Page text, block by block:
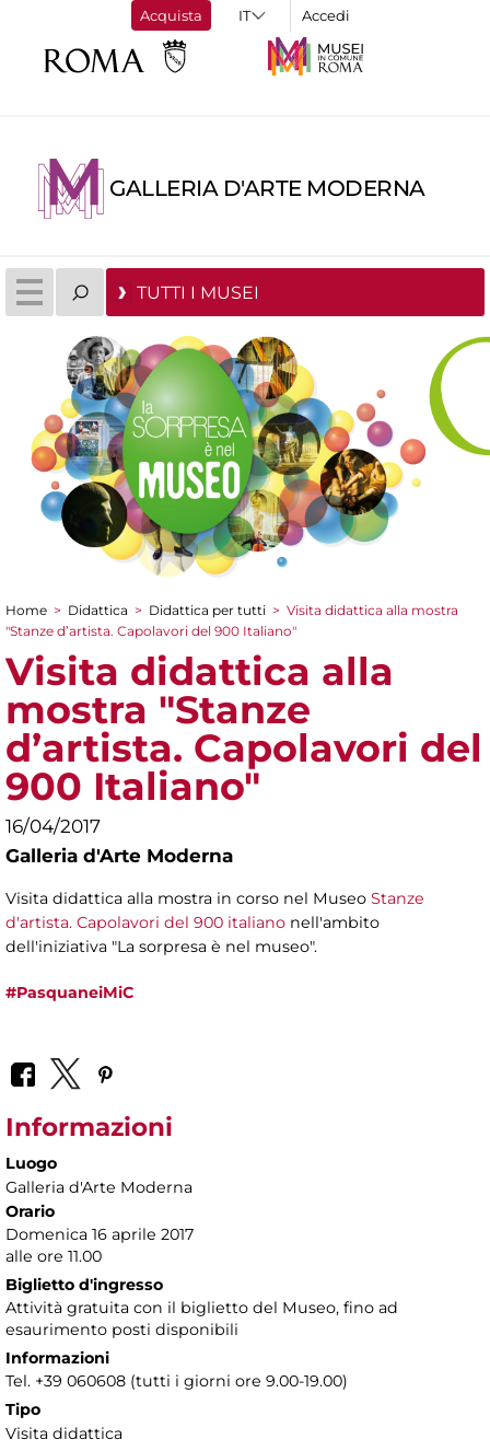
Acquista Accedi
GALLERIA D'ARTE MODERNA
TUTTI I MUSEI
Tu sei qui
Home > Didattica > Didattica per tutti > Visita didattica alla mostra
"Stanze d’artista. Capolavori del 900 Italiano"
Visita didattica alla
mostra "Stanze
d’artista. Capolavori del
900 Italiano"
16/04/2017
Galleria d'Arte Moderna
Visita didattica alla mostra in corso nel Museo Stanze
d'artista. Capolavori del 900 italiano nell'ambito
dell'iniziativa "La sorpresa è nel museo".
#PasquaneiMiC
Informazioni
Luogo
Galleria d'Arte Moderna
Orario
Domenica 16 aprile 2017
alle ore 11.00
Biglietto d'ingresso
Attività gratuita con il biglietto del Museo, fino ad
esaurimento posti disponibili
Informazioni
Tel. +39 060608 (tutti i giorni ore 9.00-19.00)
Tipo
Visita didattica